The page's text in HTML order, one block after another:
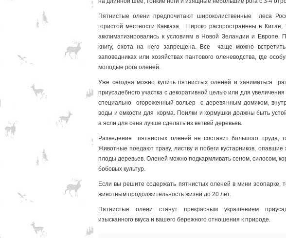
Пятнистые олени предпочитают широколиственные леса
гористой местности Кавказа. Широко распространены в
акклиматизировались к условиям в Новой Зеландии и Европе.
книгу, охота на него запрещена. Все чаще можно
заповедниках или хозяйствах пантового оленеводства, где
молодые рога оленей.
Уже сегодня можно купить пятнистых оленей и заниматься
приусадебного участка с декоративной целью или для
специально огороженный вольер с деревянным домиком,
воды и емкости для корма. Поилки и кормушки должны быть
а ясли для сена лучше сделать из ветвей деревьев.
Разведение пятнистых оленей не составит большого труда,
Животные поедают траву, листву и побеги кустарников,
плоды деревьев. Оленей можно подкармливать сеном, силосом,
бобовых культур.
Если вы решите содержать пятнистых оленей в мини зоопарке,
животным продолжительность жизни до 20 лет.
Пятнистые олени станут прекрасным украшением
изысканного вкуса и вашего бережного отношения к природе.